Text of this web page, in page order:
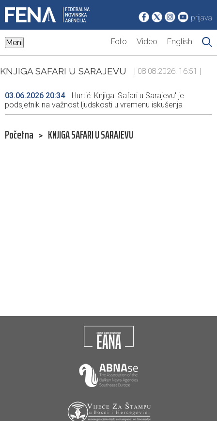
prijava
Meni Foto Video English
KNJIGA SAFARI U SARAJEVU | 08.08.2026. 16:51 |
03.06.2026 20:34
Hurtić: Knjiga 'Safari u Sarajevu' je
podsjetnik na važnost ljudskosti u vremenu iskušenja
Početna > KNJIGA SAFARI U SARAJEVU